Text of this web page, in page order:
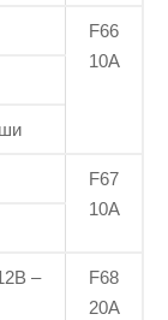
F66
10А
F67
10А
–
F68
20А